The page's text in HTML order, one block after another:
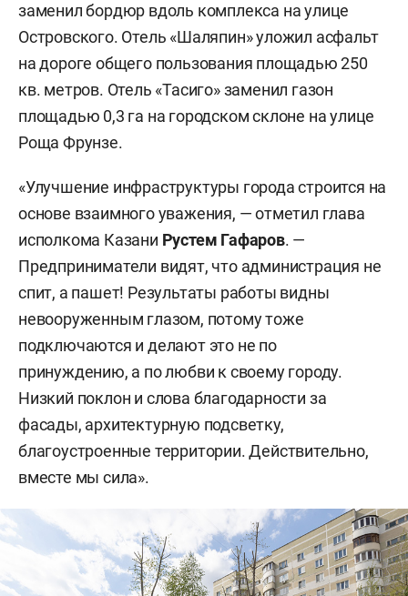
заменил бордюр вдоль комплекса на улице
Островского. Отель «Шаляпин» уложил асфальт
на дороге общего пользования площадью 250
кв. метров. Отель «Тасиго» заменил газон
площадью 0,3 га на городском склоне на улице
Роща Фрунзе.
«Улучшение инфраструктуры города строится на
основе взаимного уважения, — отметил глава
исполкома Казани Рустем Гафаров. —
Предприниматели видят, что администрация не
спит, а пашет! Результаты работы видны
невооруженным глазом, потому тоже
подключаются и делают это не по
принуждению, а по любви к своему городу.
Низкий поклон и слова благодарности за
фасады, архитектурную подсветку,
благоустроенные территории. Действительно,
вместе мы сила».